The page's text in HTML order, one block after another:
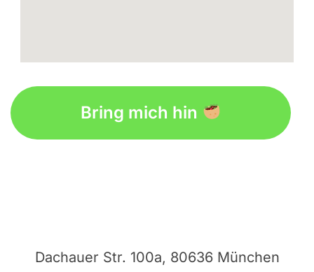
Bring mich hin
Dachauer Str. 100a, 80636 München